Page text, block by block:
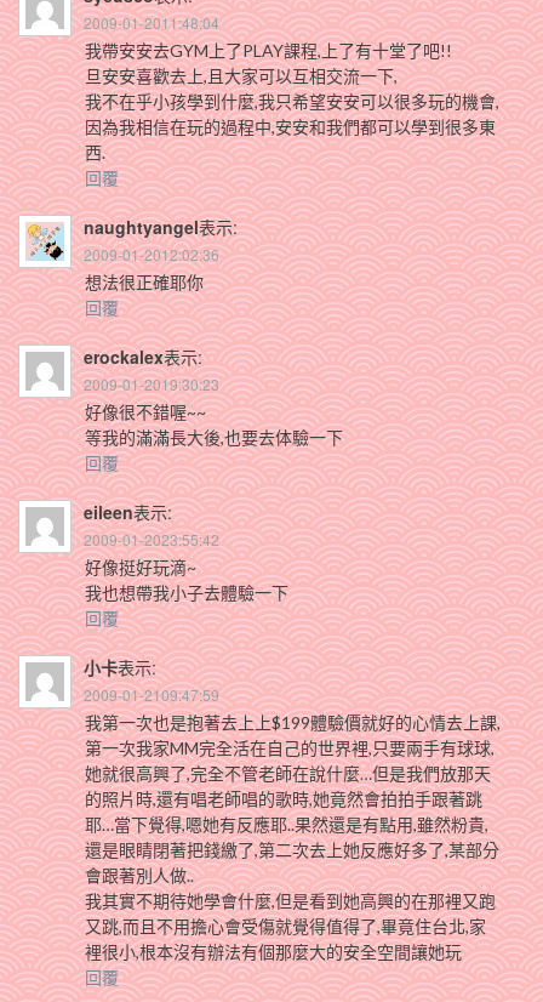
2009-01-2011:48:04
我帶安安去GYM上了PLAY課程,上了有十堂了吧!!
旦安安喜歡去上,且大家可以互相交流一下,
我不在乎小孩學到什麼,我只希望安安可以很多玩的機會,
因為我相信在玩的過程中,安安和我們都可以學到很多東
西.
回覆
naughtyangel表示:
2009-01-2012:02:36
想法很正確耶你
回覆
erockalex表示:
2009-01-2019:30:23
好像很不錯喔~~
等我的滿滿長大後,也要去体驗一下
回覆
eileen表示:
2009-01-2023:55:42
好像挺好玩滴~
我也想帶我小子去體驗一下
回覆
小卡表示:
2009-01-2109:47:59
我第一次也是抱著去上上$199體驗價就好的心情去上課,
第一次我家MM完全活在自己的世界裡,只要兩手有球球,
她就很高興了,完全不管老師在說什麼…但是我們放那天
的照片時,還有唱老師唱的歌時,她竟然會拍拍手跟著跳
耶…當下覺得,嗯她有反應耶..果然還是有點用,雖然粉貴,
還是眼睛閉著把錢繳了,第二次去上她反應好多了,某部分
會跟著別人做..
我其實不期待她學會什麼,但是看到她高興的在那裡又跑
又跳,而且不用擔心會受傷就覺得值得了,畢竟住台北,家
裡很小,根本沒有辦法有個那麼大的安全空間讓她玩
回覆